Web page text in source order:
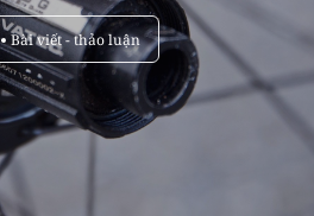
Bài viết - thảo luận